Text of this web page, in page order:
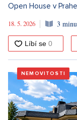
Open House v
18. 5. 2026
3
NEMOVITOSTI